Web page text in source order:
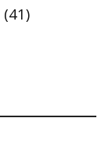
(41)